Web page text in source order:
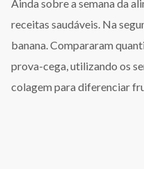
Ainda sobre a semana da
receitas saudáveis. Na
banana. Compararam
prova-cega, utilizando os
colagem para diferenciar